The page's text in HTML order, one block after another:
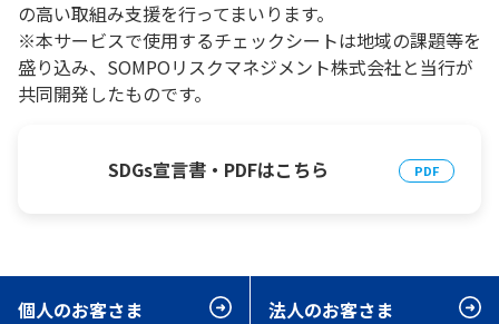
の高い取組み支援を行ってまいります。
※本サービスで使用するチェックシートは地域の課題等を
盛り込み、SOMPOリスクマネジメント株式会社と当行が
共同開発したものです。
SDGs宣言書・PDFはこちら
個人のお客さま 法人のお客さま